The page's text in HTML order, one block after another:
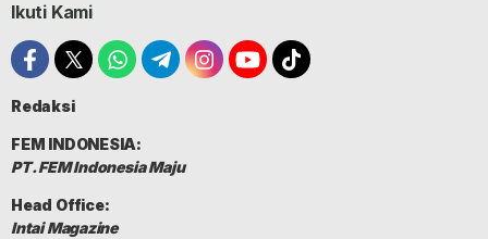
Ikuti Kami
Redaksi
FEM INDONESIA:
PT. FEM Indonesia Maju
Head Office:
Intai Magazine